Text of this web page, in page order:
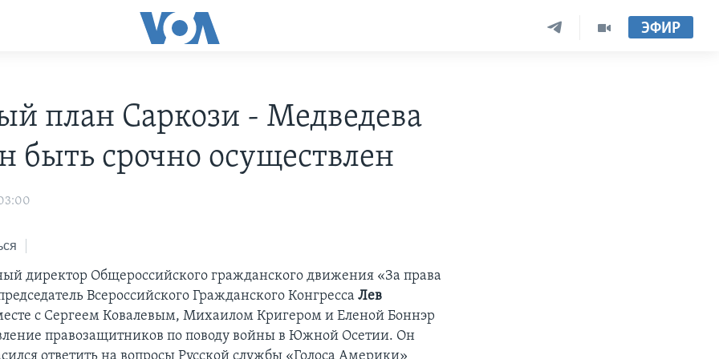
ЭФИР
план Саркози - Медведева
быть срочно осуществлен
директор Общероссийского гражданского движения «За права
Всероссийского Гражданского КонгрессаЛев
с Сергеем Ковалевым, Михаилом Кригером и Еленой Боннэр
правозащитников по поводу войны в Южной Осетии. Он